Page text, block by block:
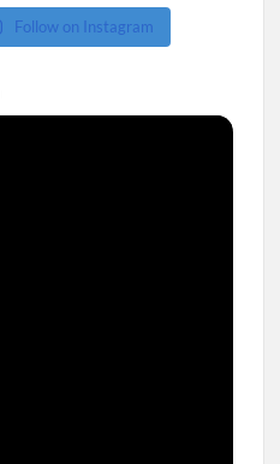
Follow on Instagram